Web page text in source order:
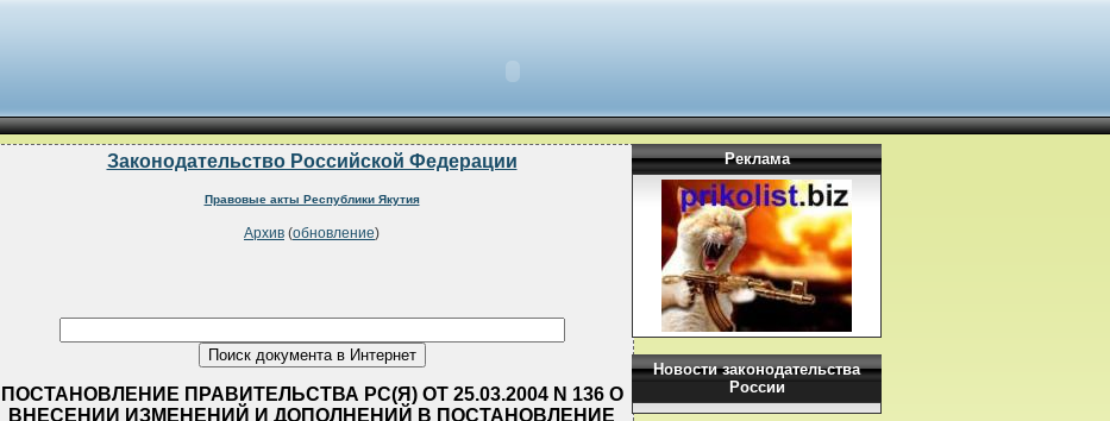
Законодательство Российской Федерации
Правовые акты Республики Якутия
Архив (обновление)
ПОСТАНОВЛЕНИЕ ПРАВИТЕЛЬСТВА РС(Я) ОТ 25.03.2004 N 136 О
ВНЕСЕНИИ ИЗМЕНЕНИЙ И ДОПОЛНЕНИЙ В ПОСТАНОВЛЕНИЕ
Реклама
Новости законодательства
России